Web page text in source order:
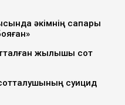
әкімнің сапары
жылқышы сот
суицид